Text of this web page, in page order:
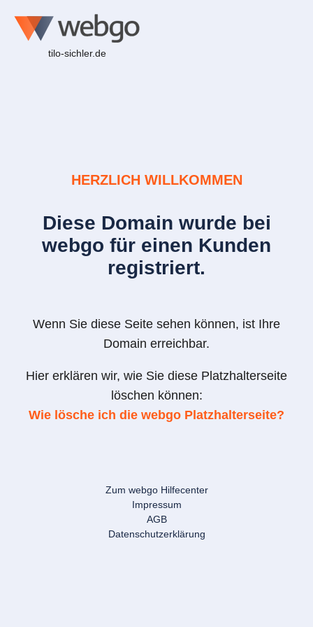
tilo-sichler.de
HERZLICH WILLKOMMEN
Diese Domain wurde bei
webgo für einen Kunden
registriert.
Wenn Sie diese Seite sehen können, ist Ihre
Domain erreichbar.
Hier erklären wir, wie Sie diese Platzhalterseite
löschen können:
Wie lösche ich die webgo Platzhalterseite?
Zum webgo Hilfecenter
Impressum
AGB
Datenschutzerklärung